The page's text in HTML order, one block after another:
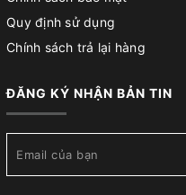
Quy định sử dụng
Chính sách trả lại hàng
ĐĂNG KÝ NHẬN BẢN TIN